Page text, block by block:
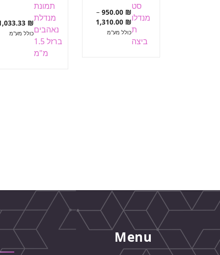
סט
מנדלו
ת
ביצה
950.00 ₪
–
1,310.00 ₪
טווח
כולל מע"מ
תמונת
מנדלת
נאהבים
ברזל 1.5
מ"מ
₪
כולל מע"מ
Menu